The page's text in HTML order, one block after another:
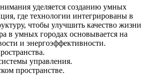
уделяется созданию умных
где технологии интегрированы в
чтобы улучшить качество жизни
в умных городах основывается на
и энергоэффективности.
управления.
пространстве.